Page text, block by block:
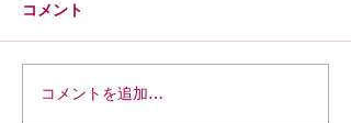
コメント
コメントを追加…